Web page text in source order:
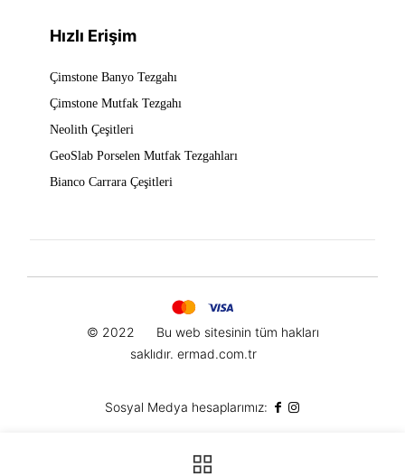
Hızlı Erişim
Çimstone Banyo Tezgahı
Çimstone Mutfak Tezgahı
Neolith Çeşitleri
GeoSlab Porselen Mutfak Tezgahları
Bianco Carrara Çeşitleri
© 2022 Bu web sitesinin tüm hakları
saklıdır. ermad.com.tr
Sosyal Medya hesaplarımız: